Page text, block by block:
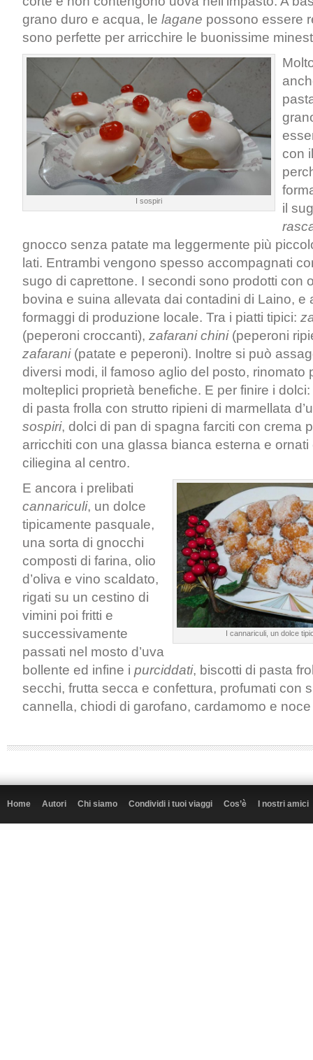
grano duro e acqua, le lagane possono essere
sono perfette per arricchire le buonissime
I sospiri
con
il
r
gnocco senza patate ma leggermente più
lati. Entrambi vengono spesso accompagnati
sugo di caprettone. I secondi sono prodotti con
bovina e suina allevata dai contadini di Laino, e
formaggi di produzione locale. Tra i piatti tipici:
(peperoni croccanti), zafarani chini(peperoni
zafarani(patate e peperoni). Inoltre si può
diversi modi, il famoso aglio del posto, rinomato
molteplici proprietà benefiche. E per finire i dolci:
di pasta frolla con strutto ripieni di marmellata
sospiri, dolci di pan di spagna farciti con crema
arricchiti con una glassa bianca esterna e
ciliegina al centro.
I cannariculi, un dolce
E ancora i prelibati
cannariculi, un dolce
tipicamente pasquale,
una sorta di gnocchi
composti di farina, olio
d’oliva e vino scaldato,
rigati su un cestino di
vimini poi fritti e
successivamente
passati nel mosto d’uva
bollente ed infine i purciddati, biscotti di pasta
secchi, frutta secca e confettura, profumati con
cannella, chiodi di garofano, cardamomo e
Home Autori Chi siamo Condividi i tuoi viaggi Cos’è I nostri amici